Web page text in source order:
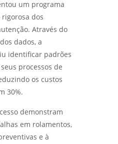
um programa
dos
Através do
dados, a
identificar padrões
processos de
os custos
30%.
demonstram
em rolamentos,
e à